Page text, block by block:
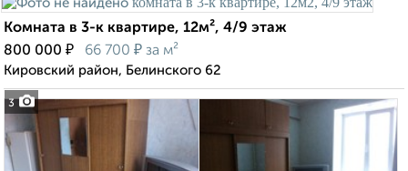
3
Комната в 3-к квартире, 12м², 4/9 этаж
800 000 ₽ 66 700 ₽ за м²
Кировский район, Белинского 62